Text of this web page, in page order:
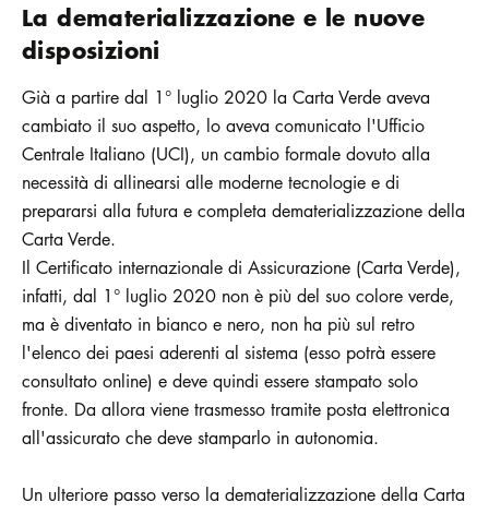
La dematerializzazione e le nuove
disposizioni
Già a partire dal 1° luglio 2020 la Carta Verde aveva
cambiato il suo aspetto, lo aveva comunicato l'Ufficio
Centrale Italiano (UCI), un cambio formale dovuto alla
necessità di allinearsi alle moderne tecnologie e di
prepararsi alla futura e completa dematerializzazione della
Carta Verde.
Il Certificato internazionale di Assicurazione (Carta Verde),
infatti, dal 1° luglio 2020 non è più del suo colore verde,
ma è diventato in bianco e nero, non ha più sul retro
l'elenco dei paesi aderenti al sistema (esso potrà essere
consultato online) e deve quindi essere stampato solo
fronte. Da allora viene trasmesso tramite posta elettronica
all'assicurato che deve stamparlo in autonomia.
Un ulteriore passo verso la dematerializzazione della Carta